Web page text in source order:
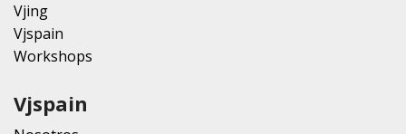
Vjing
Vjspain
Workshops
Vjspain